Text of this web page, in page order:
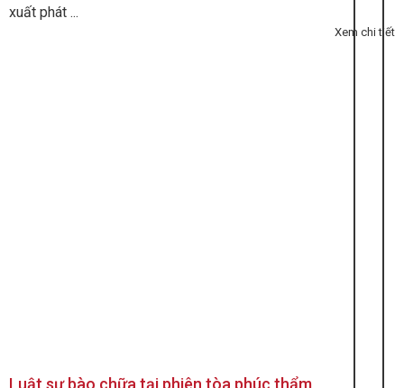
xuất phát ...
Xem chi tiết